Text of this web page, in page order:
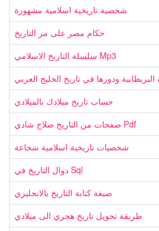
شخصية تاريخية اسلامية مشهورة
حكام مصر على مر التاريخ
سلسلة التاريخ الاسلامي Mp3
حساب تاريخ ميلادك بالميلادي
صفحات من التاريخ صلاح شادي Pdf
شخصيات تاريخية اسلامية شجاعة
دوال التاريخ في Sql
صيغة كتابة التاريخ بالانجليزي
طريقة تحويل تاريخ هجري الى ميلادي